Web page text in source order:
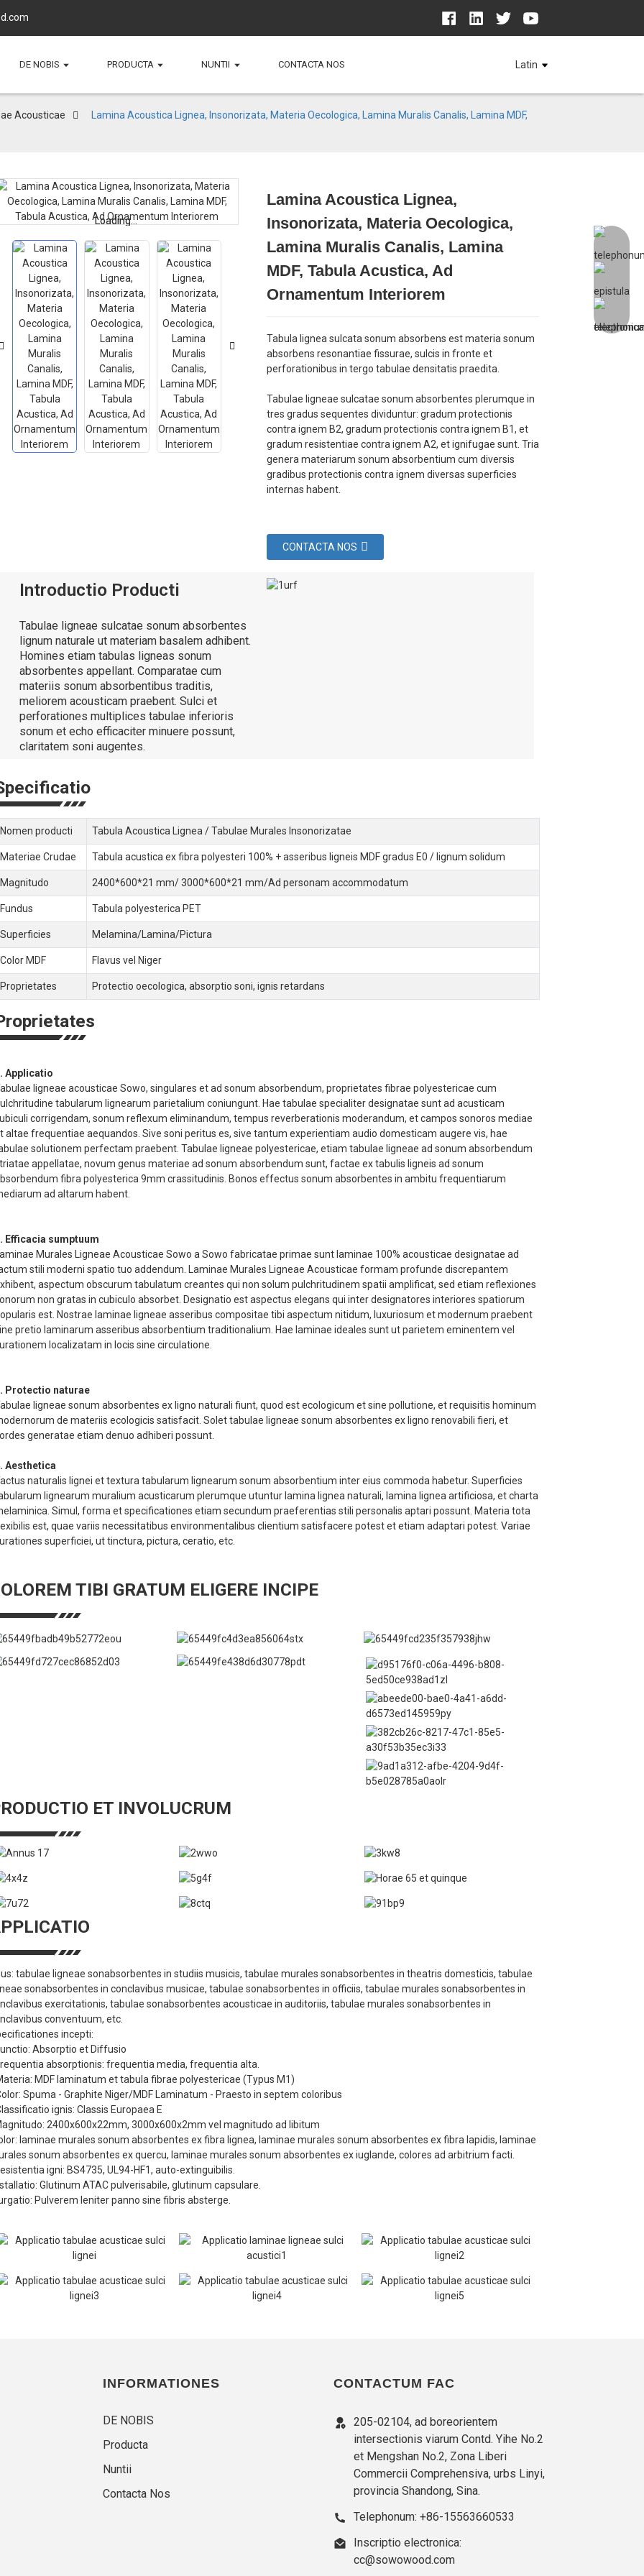
DE NOBIS PRODUCTA NUNTII CONTACTA NOS Latin
Acousticae Lamina Acoustica Lignea, Insonorizata, Materia Oecologica, Lamina Muralis Canalis, Lamina MDF,
Loading...
Loading... Loading...
Loading...
Lamina Acoustica Lignea,
Insonorizata, Materia Oecologica,
Lamina Muralis Canalis, Lamina
MDF, Tabula Acustica, Ad
Ornamentum Interiorem
Tabula lignea sulcata sonum absorbens est materia sonum
absorbens resonantiae fissurae, sulcis in fronte et
perforationibus in tergo tabulae densitatis praedita.
Tabulae ligneae sulcatae sonum absorbentes plerumque in
tres gradus sequentes dividuntur: gradum protectionis
contra ignem B2, gradum protectionis contra ignem B1, et
gradum resistentiae contra ignem A2, et ignifugae sunt. Tria
genera materiarum sonum absorbentium cum diversis
gradibus protectionis contra ignem diversas superficies
internas habent.
CONTACTA NOS
Introductio Producti
Tabulae ligneae sulcatae sonum absorbentes
lignum naturale ut materiam basalem adhibent.
Homines etiam tabulas ligneas sonum
absorbentes appellant. Comparatae cum
materiis sonum absorbentibus traditis,
meliorem acousticam praebent. Sulci et
perforationes multiplices tabulae inferioris
sonum et echo efficaciter minuere possunt,
claritatem soni augentes.
Nomen producti Tabula Acoustica Lignea / Tabulae Murales Insonorizatae
Materiae Crudae Tabula acustica ex fibra polyesteri 100% + asseribus ligneis MDF gradus E0 / lignum solidum
Magnitudo 2400*600*21 mm/ 3000*600*21 mm/Ad personam accommodatum
Fundus Tabula polyesterica PET
Superficies Melamina/Lamina/Pictura
Color MDF Flavus vel Niger
Proprietates Protectio oecologica, absorptio soni, ignis retardans
Applicatio
ligneae acousticae Sowo, singulares et ad sonum absorbendum, proprietates fibrae polyestericae cum
tabularum lignearum parietalium coniungunt. Hae tabulae specialiter designatae sunt ad acusticam
corrigendam, sonum reflexum eliminandum, tempus reverberationis moderandum, et campos sonoros mediae
altae frequentiae aequandos. Sive soni peritus es, sive tantum experientiam audio domesticam augere vis, hae
solutionem perfectam praebent. Tabulae ligneae polyestericae, etiam tabulae ligneae ad sonum absorbendum
appellatae, novum genus materiae ad sonum absorbendum sunt, factae ex tabulis ligneis ad sonum
fibra polyesterica 9mm crassitudinis. Bonos effectus sonum absorbentes in ambitu frequentiarum
ad altarum habent.
Efficacia sumptuum
Murales Ligneae Acousticae Sowo a Sowo fabricatae primae sunt laminae 100% acousticae designatae ad
stili moderni spatio tuo addendum. Laminae Murales Ligneae Acousticae formam profunde discrepantem
aspectum obscurum tabulatum creantes qui non solum pulchritudinem spatii amplificat, sed etiam reflexiones
non gratas in cubiculo absorbet. Designatio est aspectus elegans qui inter designatores interiores spatiorum
est. Nostrae laminae ligneae asseribus compositae tibi aspectum nitidum, luxuriosum et modernum praebent
pretio laminarum asseribus absorbentium traditionalium. Hae laminae ideales sunt ut parietem eminentem vel
localizatam in locis sine circulatione.
Protectio naturae
ligneae sonum absorbentes ex ligno naturali fiunt, quod est ecologicum et sine pollutione, et requisitis hominum
de materiis ecologicis satisfacit. Solet tabulae ligneae sonum absorbentes ex ligno renovabili fieri, et
generatae etiam denuo adhiberi possunt.
Aesthetica
naturalis lignei et textura tabularum lignearum sonum absorbentium inter eius commoda habetur. Superficies
lignearum muralium acusticarum plerumque utuntur lamina lignea naturali, lamina lignea artificiosa, et charta
Simul, forma et specificationes etiam secundum praeferentias stili personalis aptari possunt. Materia tota
est, quae variis necessitatibus environmentalibus clientium satisfacere potest et etiam adaptari potest. Variae
superficiei, ut tinctura, pictura, ceratio, etc.
TIBI GRATUM ELIGERE INCIPE
ET INVOLUCRUM
tabulae ligneae sonabsorbentes in studiis musicis, tabulae murales sonabsorbentes in theatris domesticis, tabulae
sonabsorbentes in conclavibus musicae, tabulae sonabsorbentes in officiis, tabulae murales sonabsorbentes in
exercitationis, tabulae sonabsorbentes acousticae in auditoriis, tabulae murales sonabsorbentes in
conventuum, etc.
incepti:
Absorptio et Diffusio
absorptionis: frequentia media, frequentia alta.
MDF laminatum et tabula fibrae polyestericae (Typus M1)
Spuma - Graphite Niger/MDF Laminatum - Praesto in septem coloribus
ignis: Classis Europaea E
2400x600x22mm, 3000x600x2mm vel magnitudo ad libitum
laminae murales sonum absorbentes ex fibra lignea, laminae murales sonum absorbentes ex fibra lapidis, laminae
sonum absorbentes ex quercu, laminae murales sonum absorbentes ex iuglande, colores ad arbitrium facti.
igni: BS4735, UL94-HF1, auto-extinguibilis.
Glutinum ATAC pulverisabile, glutinum capsulare.
Pulverem leniter panno sine fibris absterge.
INFORMATIONES
DE NOBIS
Producta
Nuntii
Contacta Nos
CONTACTUM FAC
205-02104, ad boreorientem
intersectionis viarum Contd. Yihe No.2
et Mengshan No.2, Zona Liberi
Commercii Comprehensiva, urbs Linyi,
provincia Shandong, Sina.
Telephonum: +86-15563660533
Inscriptio electronica:
cc@sowowood.com